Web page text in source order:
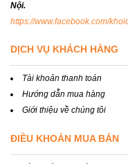
Nội.
https://www.facebook.com/
DỊCH VỤ KHÁCH HÀNG
Tài khoản thanh toán
Hướng dẫn mua hàng
Giới thiệu về chúng tôi
ĐIỀU KHOẢN MUA BÁN